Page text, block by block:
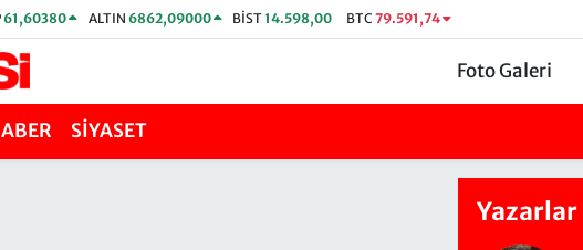
61,60380 ALTIN 6862,09000 BİST14.598,00 BTC 79.591,74
Foto Galeri
SİYASET
Yazarlar